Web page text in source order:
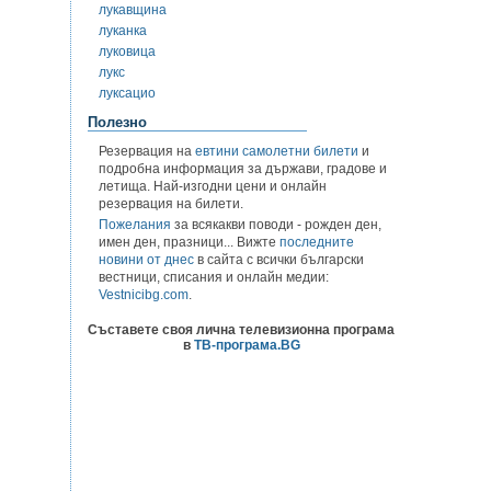
лукавщина
луканка
луковица
лукс
луксацио
Полезно
Резервация на евтини самолетни билети и
подробна информация за държави, градове и
летища. Най-изгодни цени и онлайн
резервация на билети.
Пожелания за всякакви поводи - рожден ден,
имен ден, празници... Вижте последните
новини от днес в сайта с всички български
вестници, списания и онлайн медии:
Vestnicibg.com.
Съставете своя лична телевизионна програма
в ТВ-програма.BG